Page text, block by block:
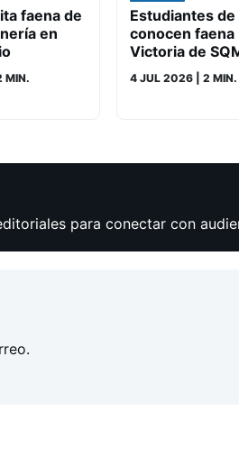
faena de
en
MIN.
Estudiantes de
conocen faena
Victoria de
4 JUL 2026 | 2 MIN.
para conectar con